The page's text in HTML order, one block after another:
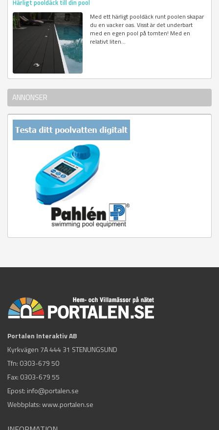
Härligt pooldäck till din pool
Med ett härligt pooldäck runt poolen skapar
du en vacker oas. Visst är det underbart
med en egen pool på tomten! Med en
relativt liten...
ANNONSER
Portalen Interaktiv AB
Kyrkvägen 7A 444 31 STENUNGSUND
Tfn: 0303-679 50
Fax: 0303-679 55
Epost: info@portalen.se
Webbplats: www.portalen.se